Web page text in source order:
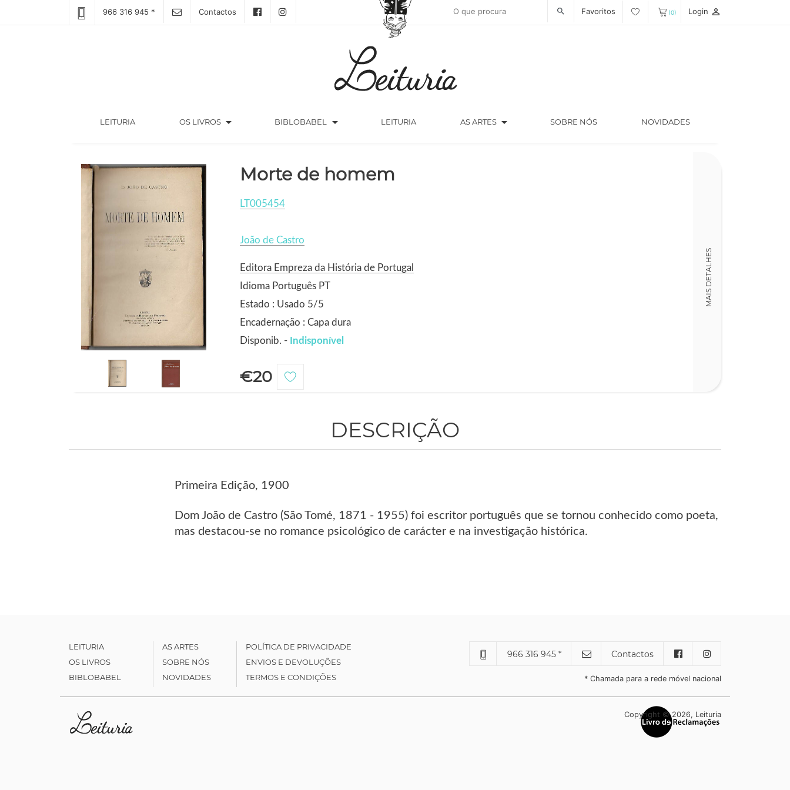
966 316 945 * Contactos search Favoritos (0) Login person_outline
LEITURIA(CURRENT) OS LIVROS arrow_drop_down BIBLOBABEL arrow_drop_down LEITURIA AS ARTES arrow_drop_down SOBRE NÓS NOVIDADES
Morte de homem
LT005454
João de Castro
Editora Empreza da História de Portugal
Idioma Português PT
Estado : Usado 5/5
Encadernação : Capa dura
Disponib. - Indisponível
€20
MAIS DETALHES
DESCRIÇÃO
Primeira Edição, 1900
Dom João de Castro (São Tomé, 1871 - 1955) foi escritor português que se tornou conhecido como poeta,
mas destacou-se no romance psicológico de carácter e na investigação histórica.
LEITURIA
OS LIVROS
BIBLOBABEL
AS ARTES
SOBRE NÓS
NOVIDADES
POLÍTICA DE PRIVACIDADE
ENVIOS E DEVOLUÇÕES
TERMOS E CONDIÇÕES
966 316 945 * Contactos
* Chamada para a rede móvel nacional
Copyright © 2026, Leituria